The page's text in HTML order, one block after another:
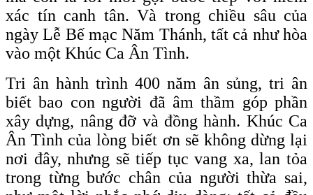
xác tín canh tân. Và trong chiều sâu của
ngày Lễ Bế mạc Năm Thánh, tất cả như hòa
vào một Khúc Ca Ân Tình.
Tri ân hành trình 400 năm ân sủng, tri ân
biết bao con người đã âm thầm góp phần
xây dựng, nâng đỡ và đồng hành. Khúc Ca
Ân Tình của lòng biết ơn sẽ không dừng lại
nơi đây, nhưng sẽ tiếp tục vang xa, lan tỏa
trong từng bước chân của người thừa sai,